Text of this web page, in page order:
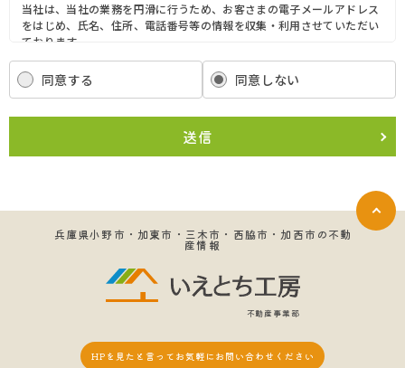
当社は、当社の業務を円滑に行うため、お客さまの電子メールアドレス
をはじめ、氏名、住所、電話番号等の情報を収集・利用させていただい
ております。
当社は、これらのお客さまの個人情報（以下「お客さま情報」といいま
す。）の適正な保護を重大な責務と認識し、この責務を果たすために、
次の方針の下でお客さま情報を取り扱います。
(1) お客さま情報に適用される個人情報の保護に関する法律その他の関
係法令を遵守し、適切に取り扱います。また、適宜取扱いの改善に努め
(3) お客さま情報の収集に際しては、利用目的を特定して通知または公
表し、その利用目的にしたがってお客さま情報を取り扱います。
(4) お客さま情報の漏洩、紛失、改ざん等を防止するために必要な 対策
(5) 保有するお客さま情報について、お客さま本人からの開示、訂正、
削除、利用停止の依頼を所定の窓口でお受けして、誠意をもって対応い
具体的には、以下の内容に従ってお客さま情報の取り扱いをいたしま
同意する 同意しない
送信
兵庫県小野市・加東市・三木市・西脇市・加西市の不動
産情報
不動産事業部
HPを見たと言って お気軽にお問い合わせください